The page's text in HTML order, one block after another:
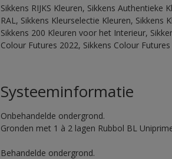
Sikkens RIJKS Kleuren, Sikkens Authentieke
RAL, Sikkens Kleurselectie Kleuren, Sikkens
Sikkens 200 Kleuren voor het Interieur,
Colour Futures 2022, Sikkens Colour
Systeeminformatie
Onbehandelde ondergrond.
Gronden met 1 à 2 lagen Rubbol BL
Behandelde ondergrond.